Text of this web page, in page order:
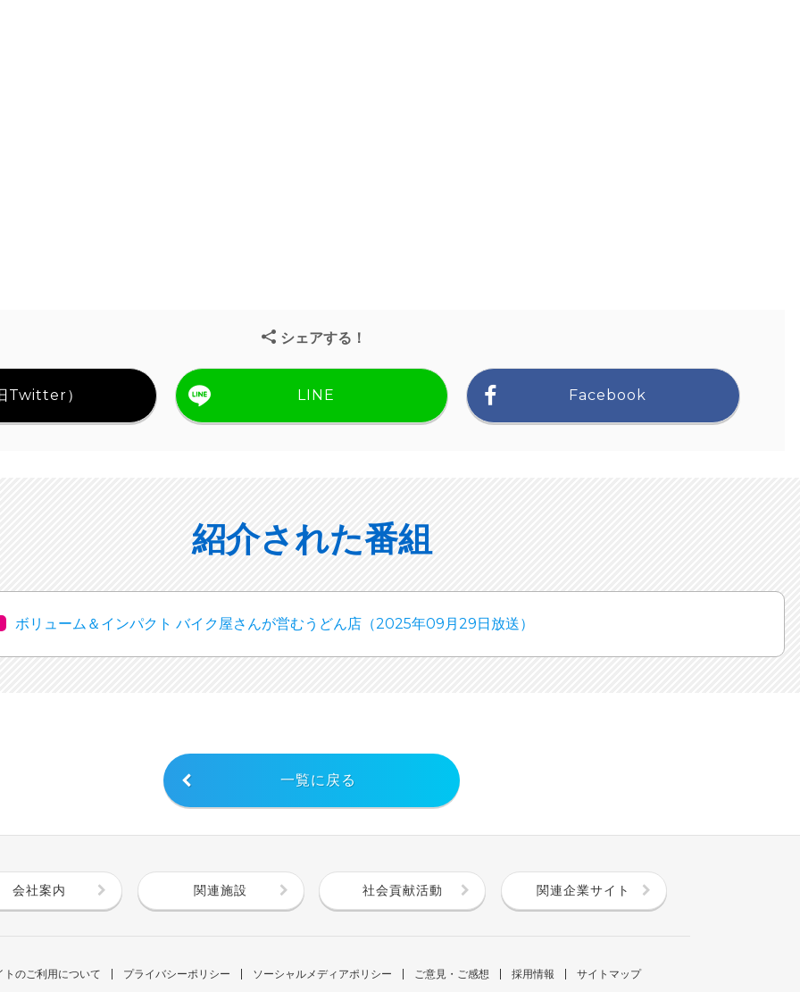
シェアする！
Twitter） LINE Facebook
紹介された番組
ボリューム＆インパクト バイク屋さんが営むうどん店（2025年09月29日放送）
一覧に戻る
会社案内 関連施設 社会貢献活動 関連企業サイト
トのご利用について プライバシーポリシー ソーシャルメディアポリシー ご意見・ご感想 採用情報 サイトマップ